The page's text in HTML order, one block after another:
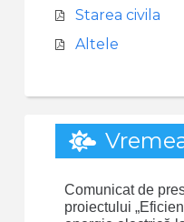
Starea civila
Altele
Comunicat de
proiectului